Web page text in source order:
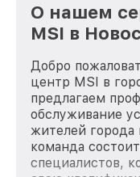
О нашем
MSI в
Добро
центр MSI в
предлагаем
обслуживание
жителей города
команда
специалистов,